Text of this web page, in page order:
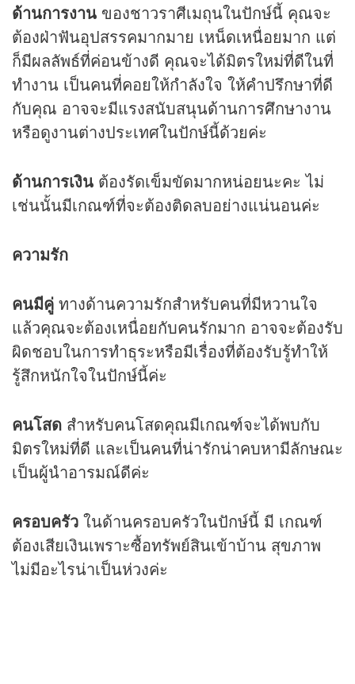
ด้านการงาน ของชาวราศีเมถุนในปักษ์นี้ คุณจะ
ต้องฝ่าฟันอุปสรรคมากมาย เหน็ดเหนื่อยมาก แต่
ก็มีผลลัพธ์ที่ค่อนข้างดี คุณจะได้มิตรใหม่ที่ดีในที่
ทำงาน เป็นคนที่คอยให้กำลังใจ ให้คำปรึกษาที่ดี
กับคุณ อาจจะมีแรงสนับสนุนด้านการศึกษางาน
หรือดูงานต่างประเทศในปักษ์นี้ด้วยค่ะ
ด้านการเงิน ต้องรัดเข็มขัดมากหน่อยนะคะ ไม่
เช่นนั้นมีเกณฑ์ที่จะต้องติดลบอย่างแน่นอนค่ะ
ความรัก
คนมีคู่ ทางด้านความรักสำหรับคนที่มีหวานใจ
แล้วคุณจะต้องเหนื่อยกับคนรักมาก อาจจะต้องรับ
ผิดชอบในการทำธุระหรือมีเรื่องที่ต้องรับรู้ทำให้
รู้สึกหนักใจในปักษ์นี้ค่ะ
คนโสด สำหรับคนโสดคุณมีเกณฑ์จะได้พบกับ
มิตรใหม่ที่ดี และเป็นคนที่น่ารักน่าคบหามีลักษณะ
เป็นผู้นำอารมณ์ดีค่ะ
ครอบครัว ในด้านครอบครัวในปักษ์นี้ มี เกณฑ์
ต้องเสียเงินเพราะซื้อทรัพย์สินเข้าบ้าน สุขภาพ
ไม่มีอะไรน่าเป็นห่วงค่ะ